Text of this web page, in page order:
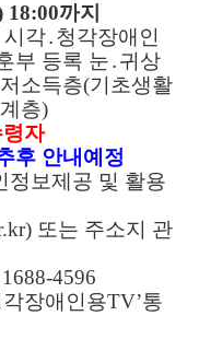
18:00까지
시각․청각장애인
부 등록 눈․귀상
소득층(기초생활
층)
자
후 안내예정
정보제공 및 활용
또는 주소지 관
4596
장애인용TV’통